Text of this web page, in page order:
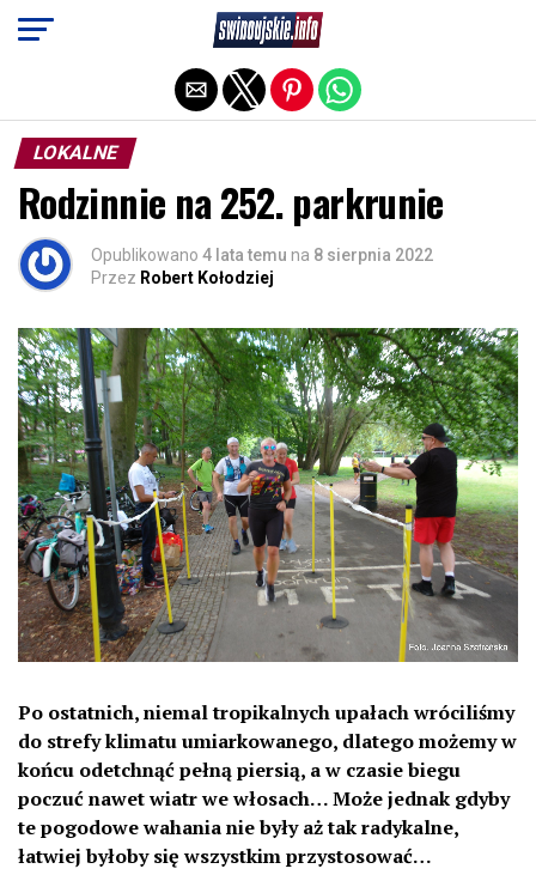
LOKALNE
Rodzinnie na 252. parkrunie
Opublikowano 4 lata temu na 8 sierpnia 2022
Przez Robert Kołodziej
Po ostatnich, niemal tropikalnych upałach wróciliśmy
do strefy klimatu umiarkowanego, dlatego możemy w
końcu odetchnąć pełną piersią, a w czasie biegu
poczuć nawet wiatr we włosach… Może jednak gdyby
te pogodowe wahania nie były aż tak radykalne,
łatwiej byłoby się wszystkim przystosować…
Exit mobile version